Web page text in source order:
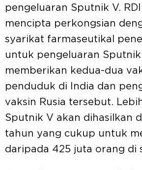
pengeluaran Sputnik V.
mencipta perkongsian
syarikat farmaseutikal
untuk pengeluaran
memberikan kedua-dua
penduduk di India dan
vaksin Rusia tersebut.
Sputnik V akan dihasilkan
tahun yang cukup untuk
daripada 425 juta orang di